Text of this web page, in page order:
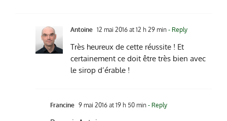
Antoine 12 mai 2016 at 12 h 29 min - Reply
Très heureux de cette réussite ! Et
certainement ce doit être très bien avec
le sirop d’érable !
Francine 9 mai 2016 at 19 h 50 min - Reply